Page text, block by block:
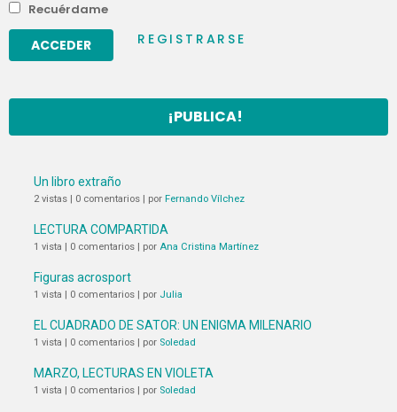
Recuérdame
REGISTRARSE
¡PUBLICA!
Un libro extraño
2 vistas 0 comentarios por Fernando Vílchez
LECTURA COMPARTIDA
1 vista 0 comentarios por Ana Cristina Martínez
Figuras acrosport
1 vista 0 comentarios por Julia
EL CUADRADO DE SATOR: UN ENIGMA MILENARIO
1 vista 0 comentarios por Soledad
MARZO, LECTURAS EN VIOLETA
1 vista 0 comentarios por Soledad